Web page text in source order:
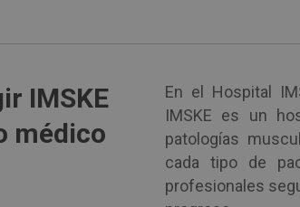
IMSKE
médico
En el Hospital
IMSKE es un
patologías
cada tipo de
profesionales